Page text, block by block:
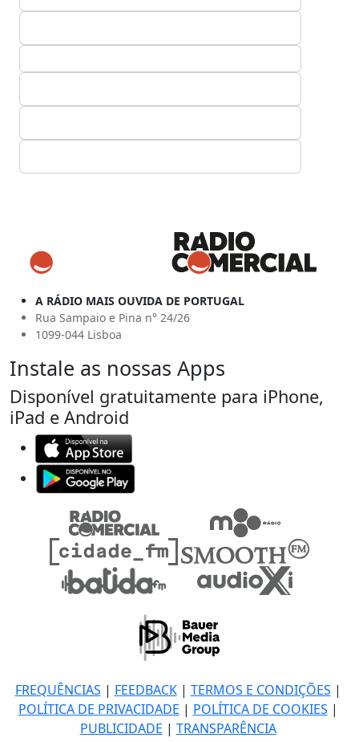
A RÁDIO MAIS OUVIDA DE PORTUGAL
Rua Sampaio e Pina n° 24/26
1099-044 Lisboa
Instale as nossas Apps
Disponível gratuitamente para iPhone,
iPad e Android
FREQUÊNCIAS | FEEDBACK| TERMOS E CONDIÇÕES |
POLÍTICA DE PRIVACIDADE | POLÍTICA DE COOKIES |
PUBLICIDADE | TRANSPARÊNCIA